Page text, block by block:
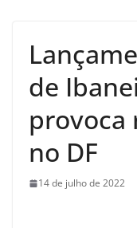
de
provoca
no DF
14 de julho de 2022